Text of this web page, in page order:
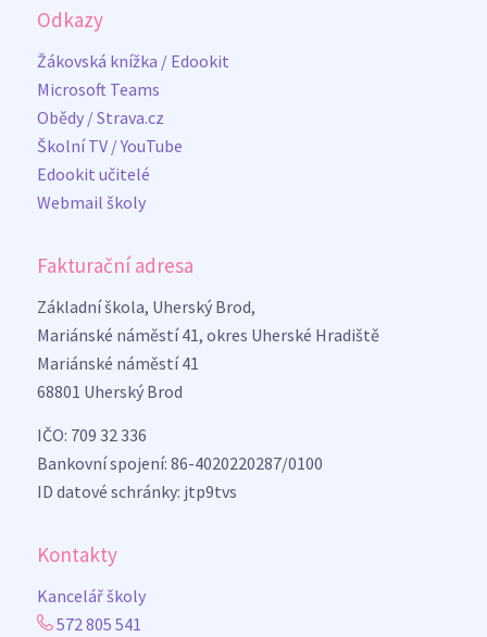
Odkazy
Žákovská knížka / Edookit
Microsoft Teams
Obědy / Strava.cz
Školní TV / YouTube
Edookit učitelé
Webmail školy
Fakturační adresa
Základní škola, Uherský Brod,
Mariánské náměstí 41, okres Uherské Hradiště
Mariánské náměstí 41
68801 Uherský Brod
IČO: 709 32 336
Bankovní spojení: 86-4020220287/0100
ID datové schránky: jtp9tvs
Kontakty
Kancelář školy
572 805 541